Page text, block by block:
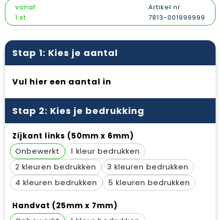
Gilets
Spellen voor binnen en buiten
Sport
Promotietassen
Reistassen
Schoudertassen
Sporttassen
Strandtassen
Tablettassen
Toilettassen
Reflecterende vesten
Regenkleding
Sweaters
T-Shirts
Veiligheidssignalering en Verlichting
Veiligheidsvesten en Veiligheidshesjes
Vesten
vanaf
1 st.
Artikel nr.
7813-001999999
Stap 1: Kies je aantal
Vul hier een aantal in
Stap 2: Kies je bedrukking
Zijkant links (50mm x 6mm)
Onbewerkt
1
2
3
4
5
Handvat (25mm x 7mm)